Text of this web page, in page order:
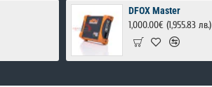
DFOX Master
1,000.00€(1,955.83 лв.)